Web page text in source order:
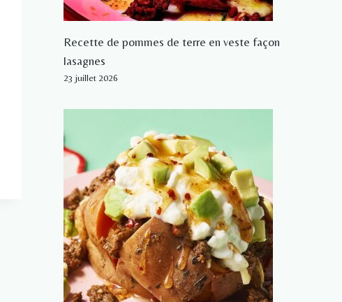
Recette de pommes de terre en veste façon
lasagnes
23 juillet 2026